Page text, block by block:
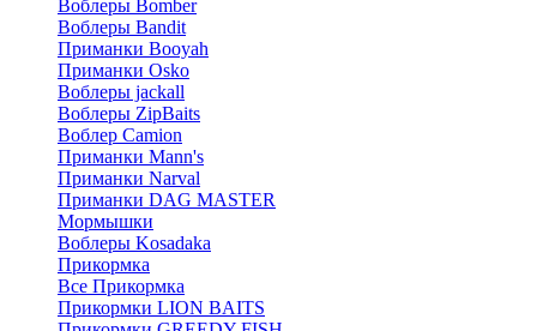
Воблеры Bomber
Воблеры Bandit
Приманки Booyah
Приманки Osko
Воблеры jackall
Воблеры ZipBaits
Воблер Camion
Приманки Mann's
Приманки Narval
Приманки DAG MASTER
Мормышки
Воблеры Kosadaka
Прикормка
Все Прикормка
Прикормки LION BAITS